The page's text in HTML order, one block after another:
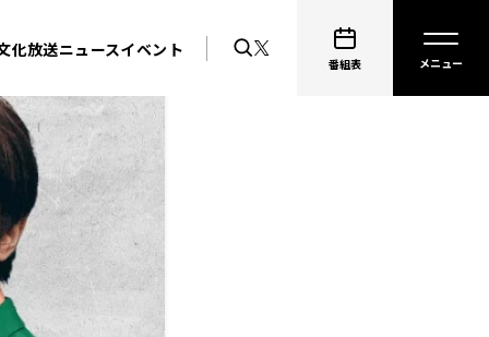
化放送ニュースイベント
番組表